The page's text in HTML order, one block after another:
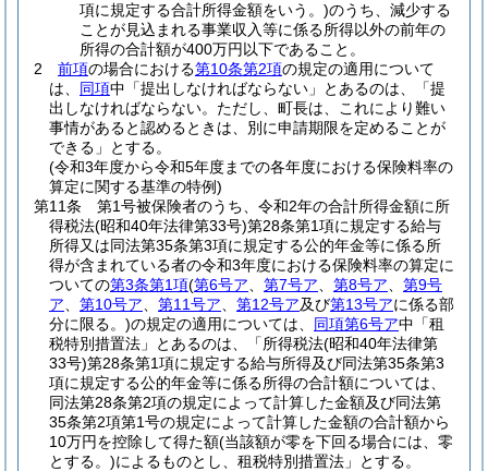
項に規定する合計所得金額をいう。)のうち、減少する
ことが見込まれる事業収入等に係る所得以外の前年の
所得の合計額が400万円以下であること。
2
前項の場合における第10条第2項の規定の適用について
は、 同項中「提出しなければならない」とあるのは、「提
出しなければならない。ただし、町長は、これにより難い
事情があると認めるときは、別に申請期限を定めることが
できる」とする。
(令和3年度から令和5年度までの各年度における保険料率の
算定に関する基準の特例)
第11条
第1号被保険者のうち、令和2年の合計所得金額に所
得税法(昭和40年法律第33号)第28条第1項に規定する給与
所得又は同法第35条第3項に規定する公的年金等に係る所
得が含まれている者の令和3年度における保険料率の算定に
ついての第3条第1項(第6号ア 第7号ア 第8号ア
第9号
ア
第10号ア 第11号ア 第12号ア及び第13号アに係る部
分に限る。)の規定の適用については、 同項第6号ア中「租
税特別措置法」とあるのは、「所得税法(昭和40年法律第
33号)第28条第1項に規定する給与所得及び同法第35条第3
項に規定する公的年金等に係る所得の合計額については、
同法第28条第2項の規定によって計算した金額及び同法第
35条第2項第1号の規定によって計算した金額の合計額から
10万円を控除して得た額(当該額が零を下回る場合には、零
とする。)によるものとし、租税特別措置法」とする。